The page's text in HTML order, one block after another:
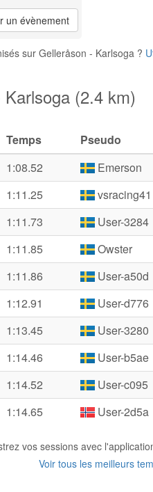
un évènement
sur Gelleråson - Karlsoga ?
(2.4 km)
Temps Pseudo
1:08.52 Emerson
1:11.25 vsracing41
1:11.73 User-3284
1:11.85 Owster
1:11.86 User-a50d
1:12.91 User-d776
1:13.45 User-3280
1:14.46 User-b5ae
1:14.52 User-c095
1:14.65 User-2d5a
vos sessions avec
Voir tous les meilleurs